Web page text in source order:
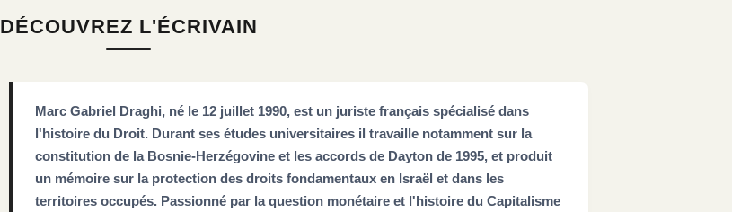
DÉCOUVREZ L'ÉCRIVAIN
Marc Gabriel Draghi, né le 12 juillet 1990, est un juriste français spécialisé dans
l'histoire du Droit. Durant ses études universitaires il travaille notamment sur la
constitution de la Bosnie-Herzégovine et les accords de Dayton de 1995, et produit
un mémoire sur la protection des droits fondamentaux en Israël et dans les
territoires occupés. Passionné par la question monétaire et l'histoire du Capitalisme